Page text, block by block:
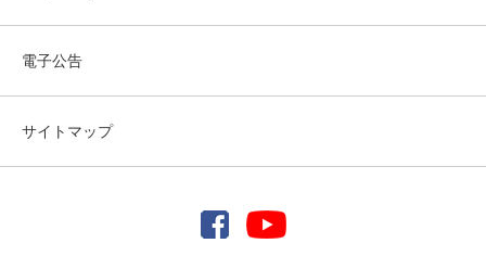
電子公告
サイトマップ